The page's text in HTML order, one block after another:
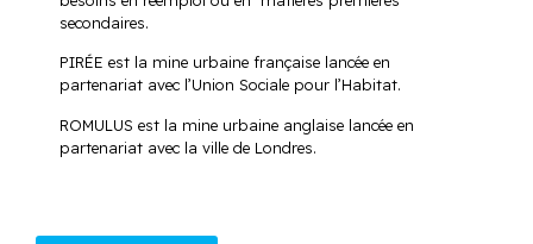
secondaires.
PIRÉE est la mine urbaine française lancée en
partenariat avec l’Union Sociale pour l’Habitat.
ROMULUS est la mine urbaine anglaise lancée en
partenariat avec la ville de Londres.